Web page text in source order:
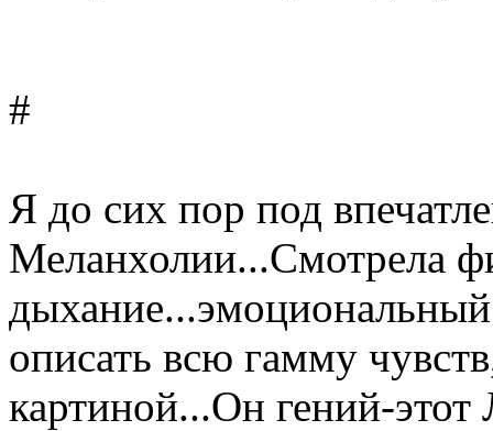
#
Я до сих пор под
Меланхолии...Смотрела
описать всю гамму
картиной...Он гений-этот